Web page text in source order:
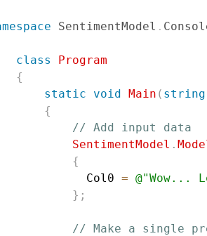
SentimentModel .
class
Program
{
static
void Main ( string
{
// Add input data
SentimentModel .
{
Col0
= @"Wow...
} ;
// Make a single